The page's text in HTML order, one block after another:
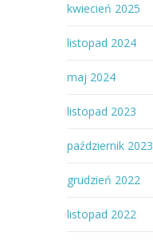
kwiecień 2025
listopad 2024
maj 2024
listopad 2023
październik 2023
grudzień 2022
listopad 2022